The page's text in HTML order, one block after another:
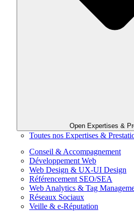
Open Expertises &
Toutes nos Expertises &
Conseil & Accompagnement
Développement Web
Web Design & UX-UI Design
Référencement SEO/SEA
Web Analytics & Tag
Réseaux Sociaux
Veille & e-Réputation